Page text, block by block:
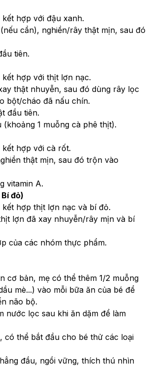
hợp với đậu xanh.
cần), nghiền/rây thật mịn, sau đó
tiên.
hợp với thịt lợn nạc.
thật nhuyễn, sau đó dùng rây lọc
bột/cháo đã nấu chín.
đầu tiên.
1 muỗng cà phê thịt).
hợp với cà rốt.
thật mịn, sau đó trộn vào
vitamin A.
đỏ)
hợp thịt lợn nạc và bí đỏ.
lợn đã xay nhuyễn/rây mịn và bí
của các nhóm thực phẩm.
cơ bản, mẹ có thể thêm 1/2 muỗng
mè...) vào mỗi bữa ăn của bé để
não bộ.
nước lọc sau khi ăn dặm để làm
có thể bắt đầu cho bé thử các loại
đầu, ngồi vững, thích thú nhìn